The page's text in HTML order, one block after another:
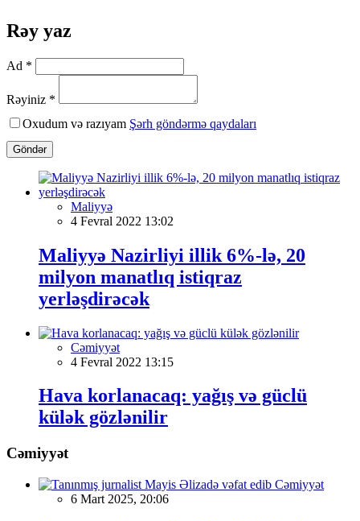
Rəy yaz
Ad *
Rəyiniz *
Oxudum və razıyam Şərh göndərmə qaydaları
Göndər
Maliyyə
4 Fevral 2022 13:02
Maliyyə Nazirliyi illik 6%-lə, 20
milyon manatlıq istiqraz
yerləşdirəcək
Cəmiyyət
4 Fevral 2022 13:15
Hava korlanacaq: yağış və güclü
külək gözlənilir
Cəmiyyət
Cəmiyyət
6 Mart 2025, 20:06